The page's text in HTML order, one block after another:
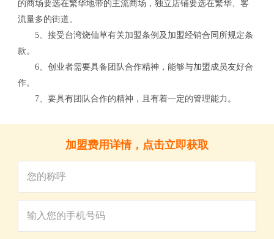
关
的商场要选在繁华地带的主流商场，独立店铺要选在繁华、客
流量多的街道。
5、接受台湾烧仙草有关加盟条例及加盟经销合同所规定条
款。
6、创业者需要具备团队合作精神，能够与加盟成员友好合
作。
7、要具有团队合作的精神，且有着一定的管理能力。
加盟费用详情，点击立即获取